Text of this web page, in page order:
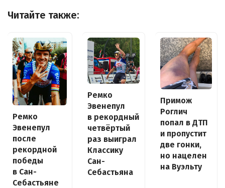
Читайте также:
Ремко
Эвенепул
после
рекордной
победы
в Сан-
Себастьяне
Ремко
Эвенепул
в рекордный
четвёртый
раз выиграл
Классику
Сан-
Себастьяна
Примож
Роглич
попал в ДТП
и пропустит
две гонки,
но нацелен
на Вуэльту